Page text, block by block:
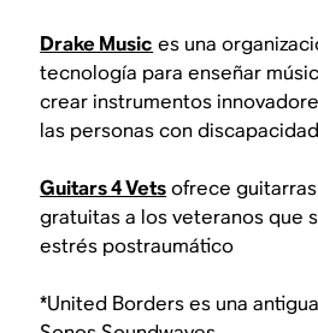
Drake Music es una
tecnología para enseñar
crear instrumentos
las personas con discapacidad
Guitars 4 Vetsofrece
gratuitas a los veteranos que
estrés postraumático
*United Borders es una